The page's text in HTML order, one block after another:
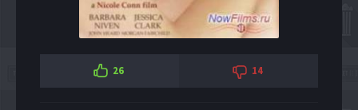
26 14